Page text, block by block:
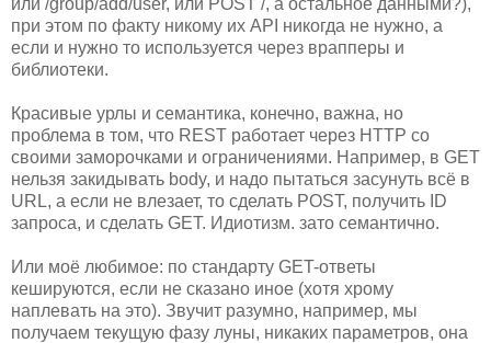
при этом по факту никому их API никогда не нужно, а
если и нужно то используется через врапперы и
библиотеки.
Красивые урлы и семантика, конечно, важна, но
проблема в том, что REST работает через HTTP со
своими заморочками и ограничениями. Например, в GET
нельзя закидывать body, и надо пытаться засунуть всё в
URL, а если не влезает, то сделать POST, получить ID
запроса, и сделать GET. Идиотизм. зато семантично.
Или моё любимое: по стандарту GET-ответы
кешируются, если не сказано иное (хотя хрому
наплевать на это). Звучит разумно, например, мы
получаем текущую фазу луны, никаких параметров, она